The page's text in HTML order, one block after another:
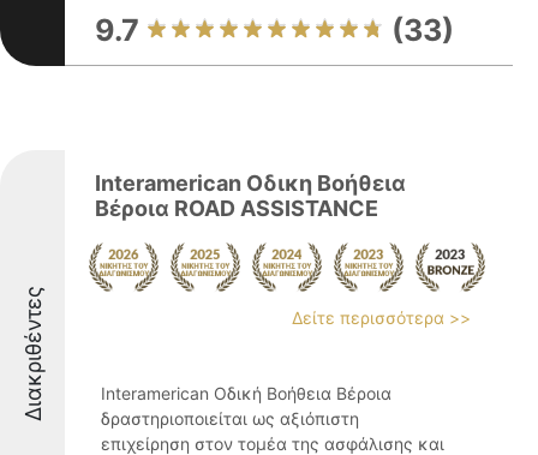
9.7 (33)
Διακριθέντες
Interamerican Οδικη Βοήθεια
Βέροια ROAD ASSISTANCE
Δείτε περισσότερα >>
Interamerican Οδική Βοήθεια Βέροια
δραστηριοποιείται ως αξιόπιστη
επιχείρηση στον τομέα της ασφάλισης και